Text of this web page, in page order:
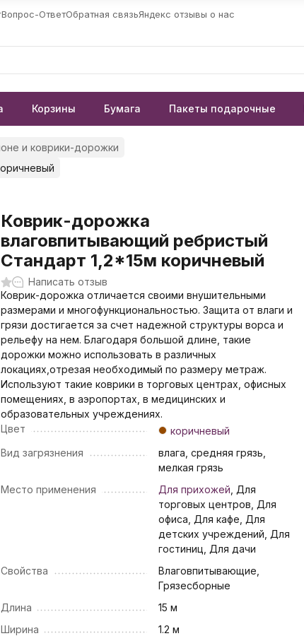
Вопрос-ОтветОбратная связьЯндекс отзывы о нас
Корзины Бумага Пакеты подарочные
и коврики-дорожки
Коврик-дорожка
влаговпитывающий ребристый
Стандарт 1,2*15м коричневый
Написать отзыв
Коврик-дорожка отличается своими внушительными
размерами и многофункциональностью. Защита от влаги и
грязи достигается за счет надежной структуры ворса и
рельефу на нем. Благодаря большой длине, такие
дорожки можно использовать в различных
локациях,отрезая необходимый по размеру метраж.
Используют такие коврики в торговых центрах, офисных
помещениях, в аэропортах, в медицинских и
образовательных учреждениях.
Цвет
коричневый
Вид загрязнения
влага, средняя грязь,
мелкая грязь
Место применения
Для прихожей , Для
торговых центров, Для
офиса, Для кафе, Для
детских учреждений, Для
гостиниц, Для дачи
Свойства
Влаговпитывающие,
Грязесборные
Длина
15 м
Ширина
1.2 м